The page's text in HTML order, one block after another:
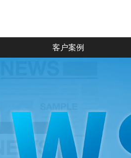
客户案例